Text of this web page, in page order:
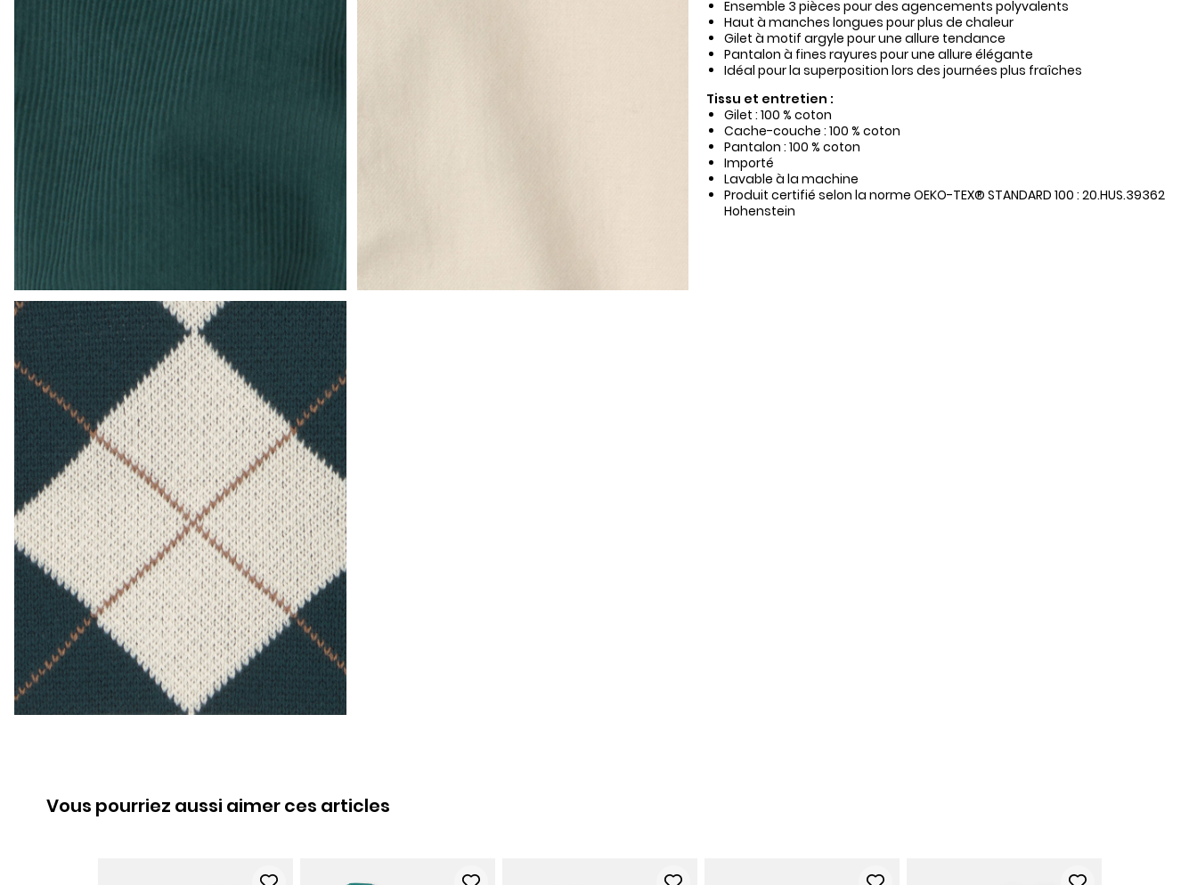
Ensemble 3 pièces pour des agencements polyvalents
Haut à manches longues pour plus de chaleur
Gilet à motif argyle pour une allure tendance
Pantalon à fines rayures pour une allure élégante
Idéal pour la superposition lors des journées plus fraîches
Tissu et entretien :
Gilet : 100 % coton
Cache-couche : 100 % coton
Pantalon : 100 % coton
Importé
Lavable à la machine
Produit certifié selon la norme OEKO-TEX® STANDARD 100 : 20.HUS.39362
Hohenstein
Vous pourriez aussi aimer ces articles